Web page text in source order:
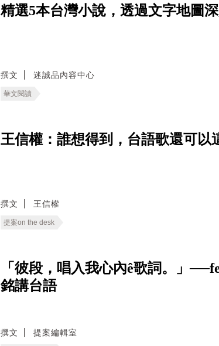
精選5本台灣小說，透過文字地圖
撰文 迷誠品內容中心
華文閱讀
王信權：誰想得到，台語歌還可以
撰文 王信權
提案on the desk
「彼段，唱入我心內ê歌詞。」
銘講台語
撰文 提案編輯室